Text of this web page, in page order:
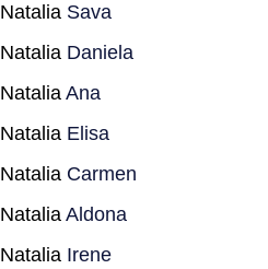
Natalia Sava
Natalia Daniela
NataliaAna
Natalia Elisa
Natalia Carmen
NataliaAldona
Natalia Irene